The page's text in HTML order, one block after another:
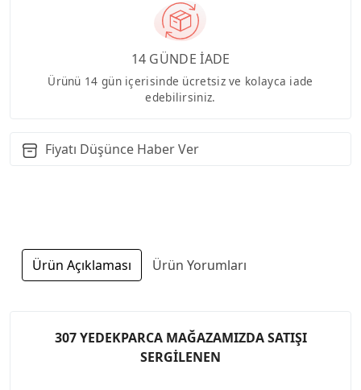
14 GÜNDE İADE
Ürünü 14 gün içerisinde ücretsiz ve kolayca iade
edebilirsiniz.
Fiyatı Düşünce Haber Ver
Ürün Açıklaması Ürün Yorumları
307 YEDEKPARCA MAĞAZAMIZDA SATIŞI
SERGİLENEN